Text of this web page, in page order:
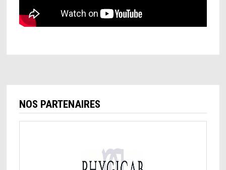
NOS PARTENAIRES